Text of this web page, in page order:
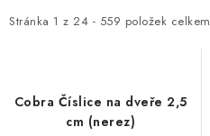
SCHRÁNKY NA KLÍČE
ZNAČKY
i
r
Stránka 1 z 24 - 559 položek celkem
e
p
Cobra Číslice na dveře 2,5
cm (nerez)